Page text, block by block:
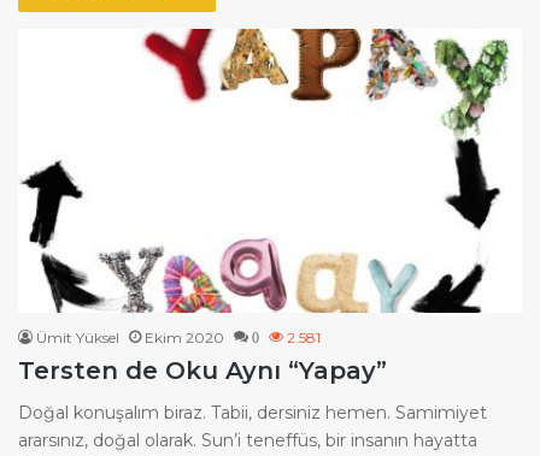
Ümit Yüksel Ekim 2020 0 2.581
Tersten de Oku Aynı “Yapay”
Doğal konuşalım biraz. Tabii, dersiniz hemen. Samimiyet
ararsınız, doğal olarak. Sun’i teneffüs, bir insanın hayatta